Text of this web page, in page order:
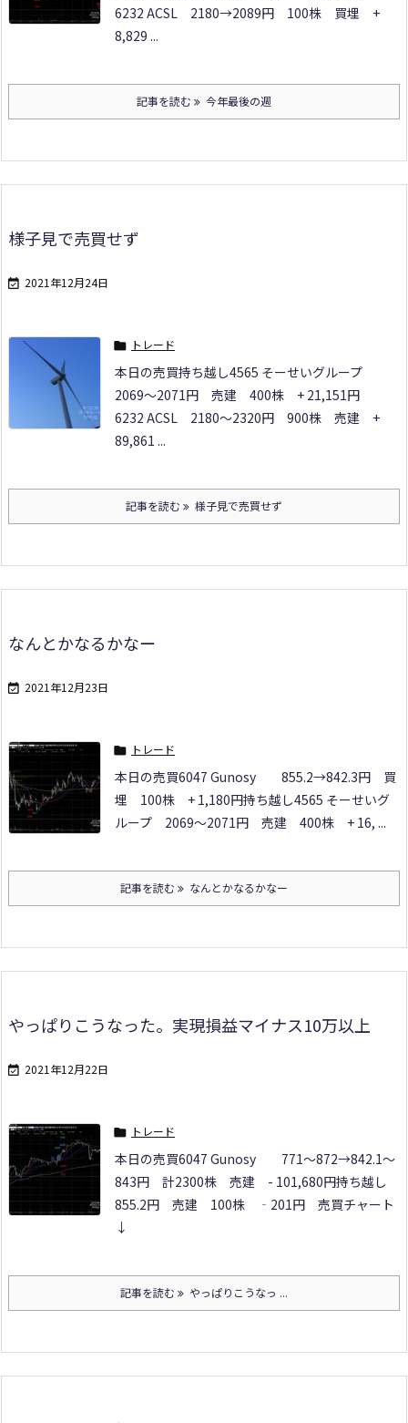
6232 ACSL 2180→2089円 100株 買埋 +
8,829 ...
記事を読む 今年最後の週
様子見で売買せず
 2021年12月24日
 トレード
本日の売買持ち越し4565 そーせいグループ
2069～2071円 売建 400株 + 21,151円
6232 ACSL 2180～2320円 900株 売建 +
89,861 ...
記事を読む 様子見で売買せず
なんとかなるかなー
 2021年12月23日
 トレード
本日の売買6047 Gunosy
855.2→842.3円 買
埋 100株 + 1,180円持ち越し4565 そーせいグ
ループ 2069～2071円 売建 400株 + 16, ...
記事を読む なんとかなるかなー
やっぱりこうなった。実現損益マイナス10万以上
 2021年12月22日
 トレード
本日の売買6047 Gunosy
771～872→842.1～
843円 計2300株 売建 - 101,680円持ち越し
855.2円 売建 100株 ‐201円 売買チャート
↓
記事を読む やっぱりこうなっ ...